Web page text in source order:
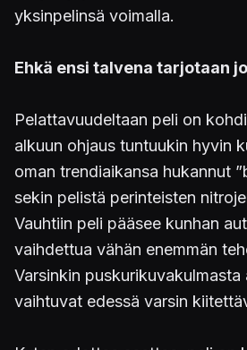
yksinpelinsä voimalla.
Ehkä ensi talvena tarjotaan
Pelattavuudeltaan peli on
alkuun ohjaus tuntuukin hyvin
oman trendiaikansa hukannut
sekin pelistä perinteisten
Vauhtiin peli pääsee kunhan
vaihdettua vähän enemmän
Varsinkin puskurikuvakulmasta
vaihtuvat edessä varsin